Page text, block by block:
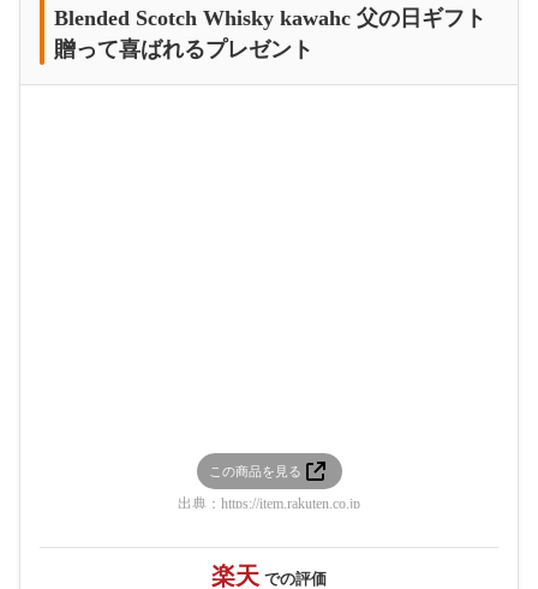
Blended Scotch Whisky kawahc 父の日ギフト
贈って喜ばれるプレゼント
この商品を見る
出典： https://item.rakuten.co.jp
楽天 での評価